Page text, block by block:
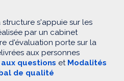
s'appuie sur les
par un cabinet
d'évaluation porte sur la
aux personnes
questions et Modalités
de qualité